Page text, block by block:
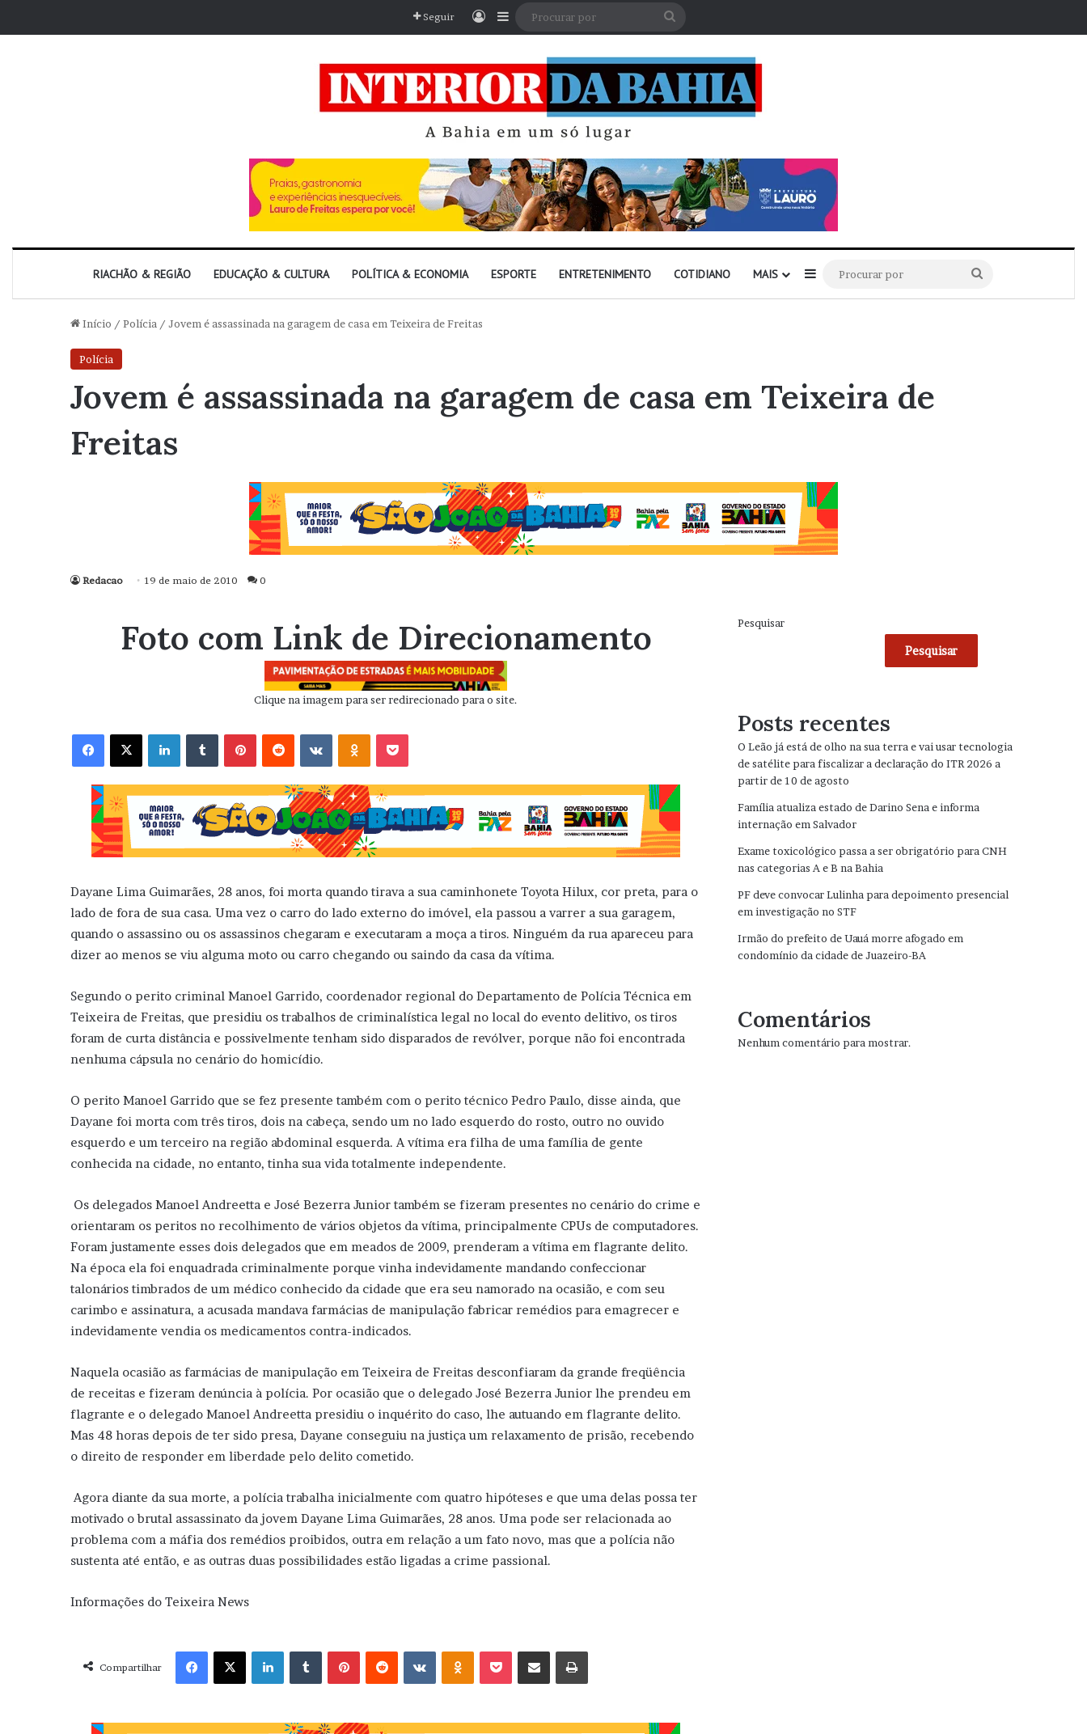
Seguir EntrarBarra Lateral
RIACHÃO & REGIÃO EDUCAÇÃO & CULTURA POLÍTICA & ECONOMIA ESPORTE ENTRETENIMENTO COTIDIANO MAIS Barra Lateral
por
Início / Polícia / Jovem é assassinada na garagem de casa em Teixeira de Freitas
Polícia
Jovem é assassinada na garagem de casa em Teixeira de
Freitas
Redacao 19 de maio de 2010 0
Foto com Link de Direcionamento
Clique na imagem para ser redirecionado para o site.
Facebook X Linkedin VK OK
Dayane Lima Guimarães, 28 anos, foi morta quando tirava a sua caminhonete Toyota Hilux, cor preta, para o
lado de fora de sua casa. Uma vez o carro do lado externo do imóvel, ela passou a varrer a sua garagem,
quando o assassino ou os assassinos chegaram e executaram a moça a tiros. Ninguém da rua apareceu para
dizer ao menos se viu alguma moto ou carro chegando ou saindo da casa da vítima.
Segundo o perito criminal Manoel Garrido, coordenador regional do Departamento de Polícia Técnica em
Teixeira de Freitas, que presidiu os trabalhos de criminalística legal no local do evento delitivo, os tiros
foram de curta distância e possivelmente tenham sido disparados de revólver, porque não foi encontrada
nenhuma cápsula no cenário do homicídio.
O perito Manoel Garrido que se fez presente também com o perito técnico Pedro Paulo, disse ainda, que
Dayane foi morta com três tiros, dois na cabeça, sendo um no lado esquerdo do rosto, outro no ouvido
esquerdo e um terceiro na região abdominal esquerda. A vítima era filha de uma família de gente
conhecida na cidade, no entanto, tinha sua vida totalmente independente.
Os delegados Manoel Andreetta e José Bezerra Junior também se fizeram presentes no cenário do crime e
orientaram os peritos no recolhimento de vários objetos da vítima, principalmente CPUs de computadores.
Foram justamente esses dois delegados que em meados de 2009, prenderam a vítima em flagrante delito.
Na época ela foi enquadrada criminalmente porque vinha indevidamente mandando confeccionar
talonários timbrados de um médico conhecido da cidade que era seu namorado na ocasião, e com seu
carimbo e assinatura, a acusada mandava farmácias de manipulação fabricar remédios para emagrecer e
indevidamente vendia os medicamentos contra-indicados.
Naquela ocasião as farmácias de manipulação em Teixeira de Freitas desconfiaram da grande freqüência
de receitas e fizeram denúncia à polícia. Por ocasião que o delegado José Bezerra Junior lhe prendeu em
flagrante e o delegado Manoel Andreetta presidiu o inquérito do caso, lhe autuando em flagrante delito.
Mas 48 horas depois de ter sido presa, Dayane conseguiu na justiça um relaxamento de prisão, recebendo
o direito de responder em liberdade pelo delito cometido.
Agora diante da sua morte, a polícia trabalha inicialmente com quatro hipóteses e que uma delas possa ter
motivado o brutal assassinato da jovem Dayane Lima Guimarães, 28 anos. Uma pode ser relacionada ao
problema com a máfia dos remédios proibidos, outra em relação a um fato novo, mas que a polícia não
sustenta até então, e as outras duas possibilidades estão ligadas a crime passional.
Informações do Teixeira News
Compartilhar
Facebook X Linkedin VK OK
Pesquisar
Pesquisar
Posts recentes
O Leão já está de olho na sua terra e vai usar tecnologia
de satélite para fiscalizar a declaração do ITR 2026 a
partir de 10 de agosto
Família atualiza estado de Darino Sena e informa
internação em Salvador
Exame toxicológico passa a ser obrigatório para CNH
nas categorias A e B na Bahia
PF deve convocar Lulinha para depoimento presencial
em investigação no STF
Irmão do prefeito de Uauá morre afogado em
condomínio da cidade de Juazeiro-BA
Comentários
Nenhum comentário para mostrar.